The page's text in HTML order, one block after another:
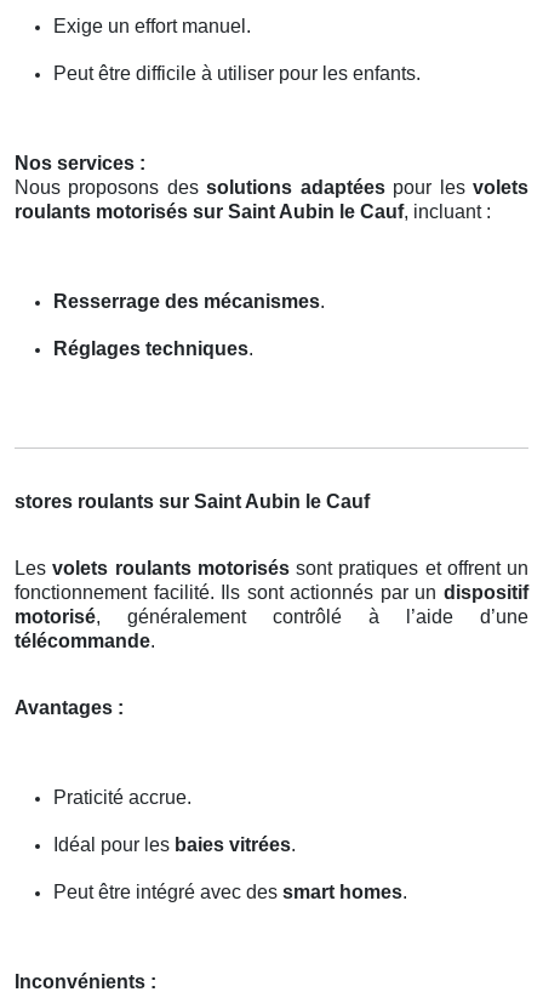
Exige un effort manuel.
Peut être difficile à utiliser pour les enfants.
Nos services :
Nous proposons dessolutions adaptéespour lesvolets
roulants motorisés sur Saint Aubin le Cauf, incluant :
Resserrage des mécanismes.
Réglages techniques.
stores roulants sur Saint Aubin le Cauf
Lesvolets roulants motoriséssont pratiques et offrent un
fonctionnement facilité. Ils sont actionnés par un dispositif
motorisé, généralement contrôlé à l’aide d’une
télécommande.
Avantages :
Praticité accrue.
Idéal pour les baies vitrées.
Peut être intégré avec des smart homes.
Inconvénients :